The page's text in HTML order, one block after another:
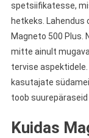
spetsiifikatesse,
hetkeks.
Magneto 500 Plus.
mitte ainult
tervise
kasutajate
toob
Kuidas